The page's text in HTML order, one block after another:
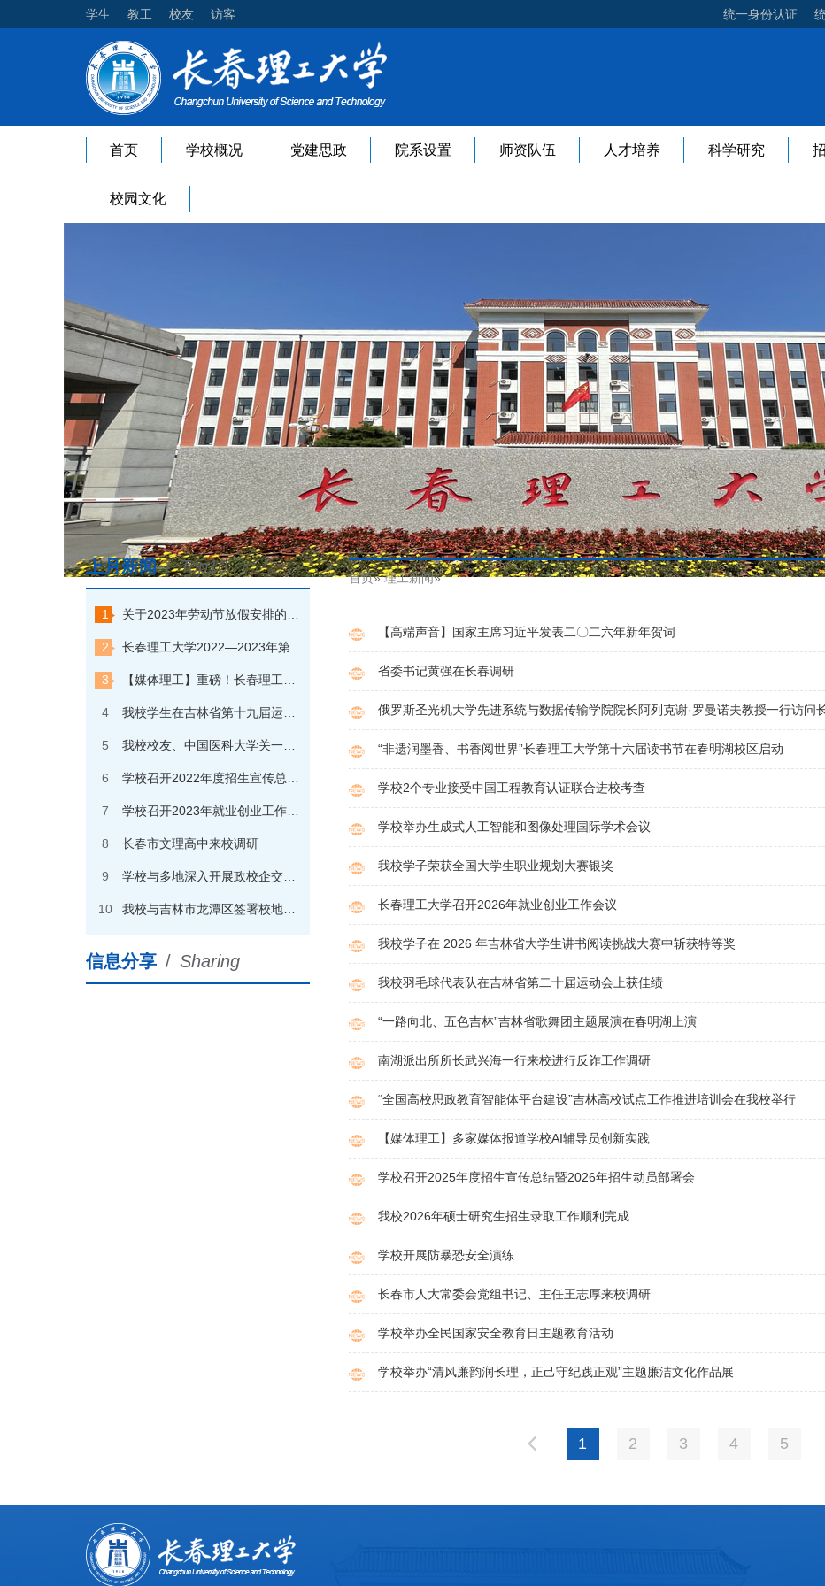
学生 教工 校友 访客 统一身份认证
首页 学校概况 党建思政 院系设置 师资队伍 人才培养 科学研究
校园文化
首页»理工新闻»
【高端声音】国家主席习近平发表二〇二六年新年贺词
省委书记黄强在长春调研
俄罗斯圣光机大学先进系统与数据传输学院院长阿列克谢·罗曼诺夫教授一行访问
“非遗润墨香、书香阅世界”长春理工大学第十六届读书节在春明湖校区启动
学校2个专业接受中国工程教育认证联合进校考查
学校举办生成式人工智能和图像处理国际学术会议
我校学子荣获全国大学生职业规划大赛银奖
长春理工大学召开2026年就业创业工作会议
我校学子在 2026 年吉林省大学生讲书阅读挑战大赛中斩获特等奖
我校羽毛球代表队在吉林省第二十届运动会上获佳绩
“一路向北、五色吉林”吉林省歌舞团主题展演在春明湖上演
南湖派出所所长武兴海一行来校进行反诈工作调研
“全国高校思政教育智能体平台建设”吉林高校试点工作推进培训会在我校举行
【媒体理工】多家媒体报道学校AI辅导员创新实践
学校召开2025年度招生宣传总结暨2026年招生动员部署会
我校2026年硕士研究生招生录取工作顺利完成
学校开展防暴恐安全演练
长春市人大常委会党组书记、主任王志厚来校调研
学校举办全民国家安全教育日主题教育活动
学校举办“清风廉韵润长理，正己守纪践正观”主题廉洁文化作品展
1 2 3 4 5
上月新闻 / Top10
1
2
3
4
5
6
7
8 长春市文理高中来校调研
9
10
信息分享 / Sharing